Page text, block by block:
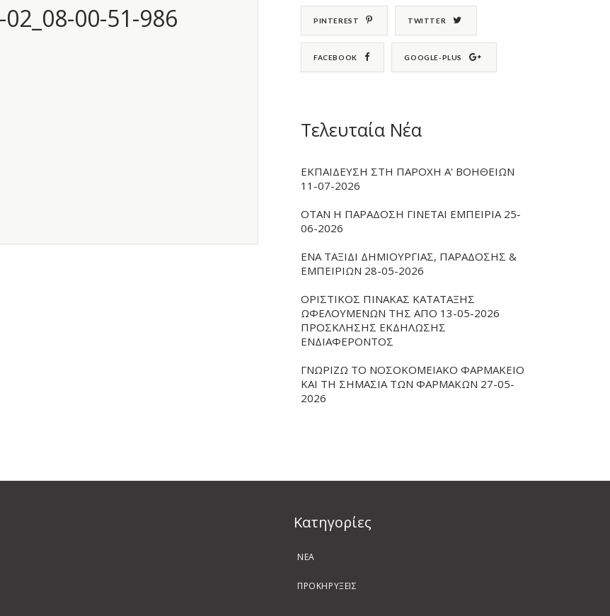
00-51-986 PINTEREST TWITTER
FACEBOOK GOOGLE-PLUS
Τελευταία Νέα
ΕΚΠΑΙΔΕΥΣΗ ΣΤΗ ΠΑΡΟΧΗ Α' ΒΟΗΘΕΙΩΝ
11-07-2026
ΟΤΑΝ Η ΠΑΡΑΔΟΣΗ ΓΙΝΕΤΑΙ ΕΜΠΕΙΡΙΑ 25-
06-2026
ΕΝΑ ΤΑΞΙΔΙ ΔΗΜΙΟΥΡΓΙΑΣ, ΠΑΡΑΔΟΣΗΣ &
ΕΜΠΕΙΡΙΩΝ 28-05-2026
ΟΡΙΣΤΙΚΟΣ ΠΙΝΑΚΑΣ ΚΑΤΑΤΑΞΗΣ
ΩΦΕΛΟΥΜΕΝΩΝ ΤΗΣ ΑΠΟ 13-05-2026
ΠΡΟΣΚΛΗΣΗΣ ΕΚΔΗΛΩΣΗΣ
ΕΝΔΙΑΦΕΡΟΝΤΟΣ
ΓΝΩΡΙΖΩ ΤΟ ΝΟΣΟΚΟΜΕΙΑΚΟ ΦΑΡΜΑΚΕΙΟ
ΚΑΙ ΤΗ ΣΗΜΑΣΙΑ ΤΩΝ ΦΑΡΜΑΚΩΝ 27-05-
2026
Kατηγορίες
ΝΕΑ
ΠΡΟΚΗΡΥΞΕΙΣ